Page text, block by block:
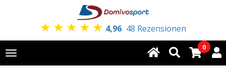
★ ★ ★ ★ ★ 4,96 48 Rezensionen
Toggle
navigation
0